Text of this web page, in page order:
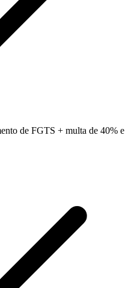
de FGTS + multa de 40% e